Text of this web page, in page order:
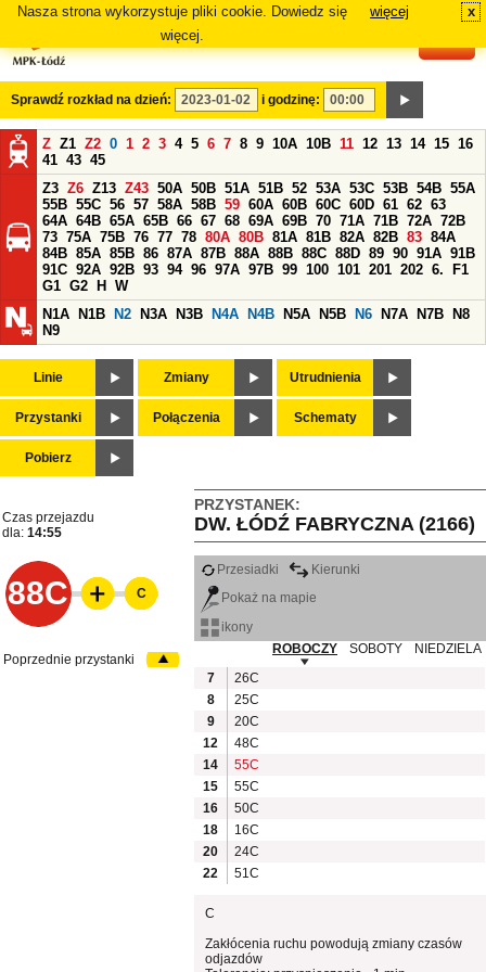
Nasza strona wykorzystuje pliki cookie. Dowiedz się
więcej.
więcej x
Sprawdź rozkład na dzień: i godzinę:
Z Z1 Z2 0 1 2 3 4 5 6 7 8 9 10A 10B 11 12 13 14 15 16
41 43 45
Z3 Z6 Z13 Z43 50A 50B 51A 51B 52 53A 53C 53B 54B 55A
55B 55C 56 57 58A 58B 59 60A 60B 60C 60D 61 62 63
64A 64B 65A 65B 66 67 68 69A 69B 70 71A 71B 72A 72B
73 75A 75B 76 77 78 80A 80B 81A 81B 82A 82B 83 84A
84B 85A 85B 86 87A 87B 88A 88B 88C 88D 89 90 91A 91B
91C 92A 92B 93 94 96 97A 97B 99 100 101 201 202 6.
F1
G1 G2 H
W
N1A
N1B N2 N3A N3B N4A N4B N5A N5B N6 N7A N7B
N8
N9
Linie Zmiany Utrudnienia
Przystanki Połączenia Schematy
Pobierz
PRZYSTANEK:
DW. ŁÓDŹ FABRYCZNA (2166)
Czas przejazdu
dla: 14:55
88C
Przesiadki
Kierunki
Pokaż na mapie
ikony
ROBOCZY
SOBOTY
NIEDZIELA
7
26C
8
25C
9
20C
12
48C
14
55C
15
55C
16
50C
18
16C
20
24C
22
51C
C
Zakłócenia ruchu powodują zmiany czasów
odjazdów
C
Poprzednie przystanki